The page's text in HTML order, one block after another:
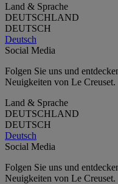
Land & Sprache
DEUTSCHLAND
DEUTSCH
Deutsch
Social Media
Folgen Sie uns und
Neuigkeiten von Le Creuset.
Land & Sprache
DEUTSCHLAND
DEUTSCH
Deutsch
Social Media
Folgen Sie uns und
Neuigkeiten von Le Creuset.